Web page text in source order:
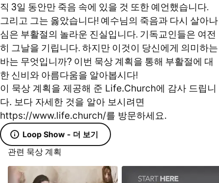
직 3일 동안만 죽음 속에 있을 것 또한 예언했습니다.
그리고 그는 옳았습니다! 예수님의 죽음과 다시 살아나
심은 부활절의 놀라운 진실입니다. 기독교인들은 여전
히 그날을 기립니다. 하지만 이것이 당신에게 의미하는
바는 무엇입니까? 이번 묵상 계획을 통해 부활절에 대
한 신비와 아름다움을 알아봅시다!
이 묵상 계획을 제공해 준 Life.Church에 감사 드립니
다. 보다 자세한 것을 알아 보시려면
https://www.life.church/를 방문하세요.
Loop Show - 더 보기
관련 묵상 계획